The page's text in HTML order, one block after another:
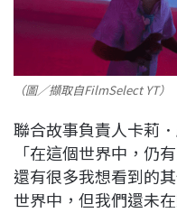
（圖／擷取自FilmSelect YT）
聯合故事負責人卡莉
「在這個世界中，仍
還有很多我想看到的
世界中，但我們還未